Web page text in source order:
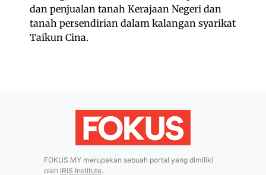
dan penjualan tanah Kerajaan Negeri dan
tanah persendirian dalam kalangan syarikat
Taikun Cina.
FOKUS.MY merupakan sebuah portal yang dimiliki
oleh IRIS Institute.